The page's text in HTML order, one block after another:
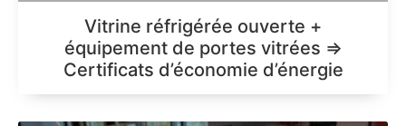
Vitrine réfrigérée ouverte +
équipement de portes vitrées =>
Certificats d’économie d’énergie